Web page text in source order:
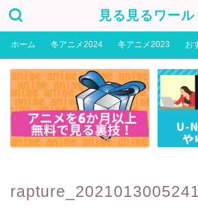
見る見るワール
ホーム 冬アニメ2024 冬アニメ2023 お